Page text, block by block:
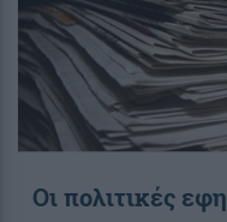
Οι πολιτικές